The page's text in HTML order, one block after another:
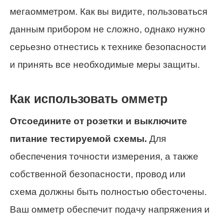
мегаомметром. Как вы видите, пользоваться
данным прибором не сложно, однако нужно
серьезно отнестись к технике безопасности
и принять все необходимые меры защиты.
Как использовать омметр
Отсоедините от розетки и выключите
питание тестируемой схемы. Для
обеспечения точности измерения, а также
собственной безопасности, провод или
схема должны быть полностью обесточены.
Ваш омметр обеспечит подачу напряжения и